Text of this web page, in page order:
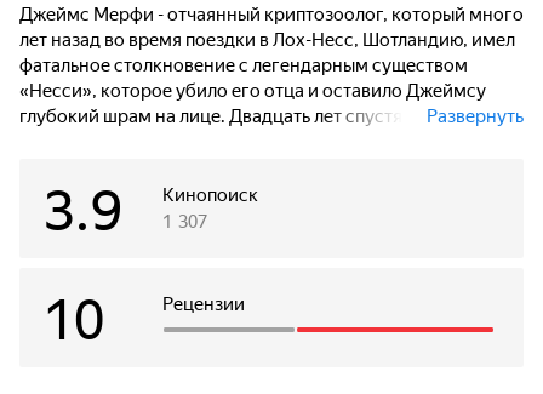
Джеймс Мерфи - отчаянный криптозоолог, который много
лет назад во время поездки в Лох-Несс, Шотландию, имел
фатальное столкновение с легендарным существом
«Несси», которое убило его отца и оставило Джеймсу
глубокий шрам на лице. Двадцать лет спустя ДжеймсРазвернуть
Кинопоиск
3.9 1 307
Рецензии
10